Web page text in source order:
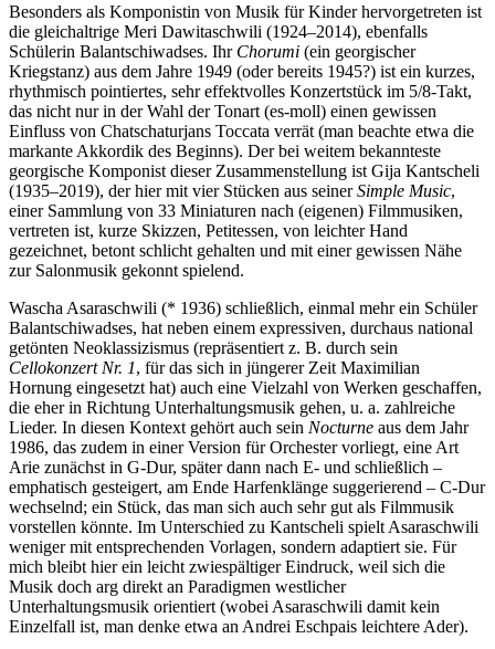
Besonders als Komponistin von Musik für Kinder hervorgetreten ist
die gleichaltrige Meri Dawitaschwili (1924–2014), ebenfalls
Schülerin Balantschiwadses. Ihr Chorumi (ein georgischer
Kriegstanz) aus dem Jahre 1949 (oder bereits 1945?) ist ein kurzes,
rhythmisch pointiertes, sehr effektvolles Konzertstück im 5/8-Takt,
das nicht nur in der Wahl der Tonart (es-moll) einen gewissen
Einfluss von Chatschaturjans Toccata verrät (man beachte etwa die
markante Akkordik des Beginns). Der bei weitem bekannteste
georgische Komponist dieser Zusammenstellung ist Gija Kantscheli
(1935–2019), der hier mit vier Stücken aus seinerSimple Music,
einer Sammlung von 33 Miniaturen nach (eigenen) Filmmusiken,
vertreten ist, kurze Skizzen, Petitessen, von leichter Hand
gezeichnet, betont schlicht gehalten und mit einer gewissen Nähe
zur Salonmusik gekonnt spielend.
Wascha Asaraschwili (* 1936) schließlich, einmal mehr ein Schüler
Balantschiwadses, hat neben einem expressiven, durchaus national
getönten Neoklassizismus (repräsentiert z. B. durch sein
Cellokonzert Nr. 1, für das sich in jüngerer Zeit Maximilian
Hornung eingesetzt hat) auch eine Vielzahl von Werken geschaffen,
die eher in Richtung Unterhaltungsmusik gehen, u. a. zahlreiche
Lieder. In diesen Kontext gehört auch sein Nocturne aus dem Jahr
1986, das zudem in einer Version für Orchester vorliegt, eine Art
Arie zunächst in G-Dur, später dann nach E- und schließlich –
emphatisch gesteigert, am Ende Harfenklänge suggerierend – C-Dur
wechselnd; ein Stück, das man sich auch sehr gut als Filmmusik
vorstellen könnte. Im Unterschied zu Kantscheli spielt Asaraschwili
weniger mit entsprechenden Vorlagen, sondern adaptiert sie. Für
mich bleibt hier ein leicht zwiespältiger Eindruck, weil sich die
Musik doch arg direkt an Paradigmen westlicher
Unterhaltungsmusik orientiert (wobei Asaraschwili damit kein
Einzelfall ist, man denke etwa an Andrei Eschpais leichtere Ader).